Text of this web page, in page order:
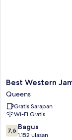
Best
Western
Jamaica
Inn
Queens
Best Western
Queens
Gratis Sarapan
Wi-Fi Gratis
7.6
dari
7,6 Bagus
1.152 ulasan